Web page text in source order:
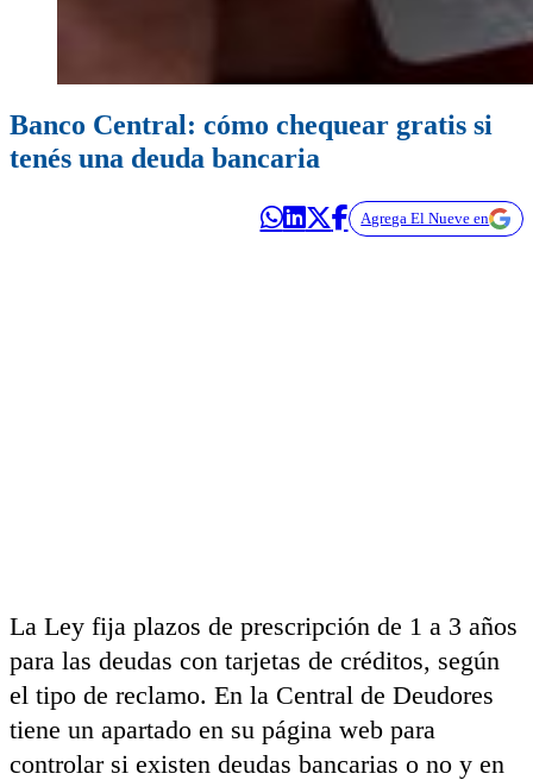
Banco Central: cómo chequear gratis si
tenés una deuda bancaria
Agrega El Nueve en
La Ley fija plazos de prescripción de 1 a 3 años
para las deudas con tarjetas de créditos, según
el tipo de reclamo. En la Central de Deudores
tiene un apartado en su página web para
controlar si existen deudas bancarias o no y en